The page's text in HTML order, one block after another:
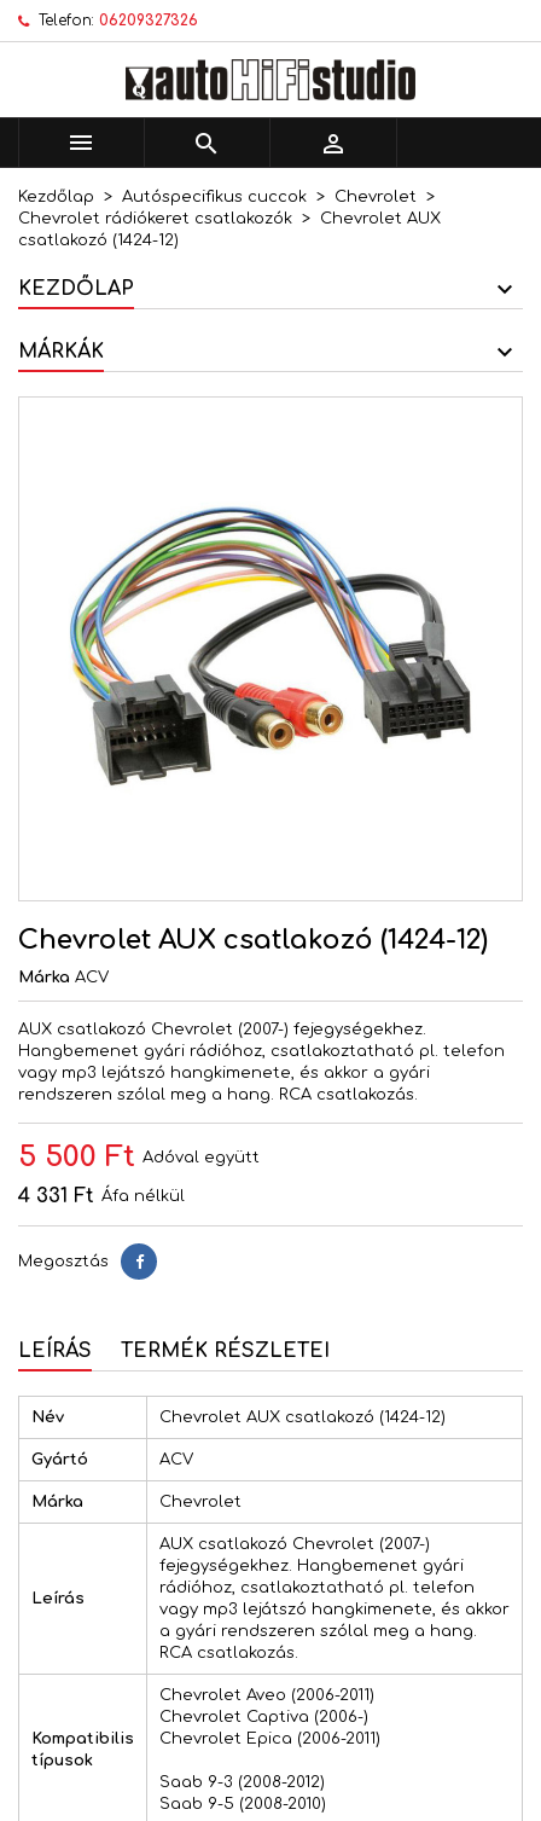
Telefon: 06209327326
  
Kezdőlap Autóspecifikus cuccok
Chevrolet
Chevrolet rádiókeret csatlakozók
Chevrolet AUX
csatlakozó (1424-12)
KEZDŐLAP
MÁRKÁK
Chevrolet AUX csatlakozó (1424-12)
Márka ACV
AUX csatlakozó Chevrolet (2007-) fejegységekhez.
Hangbemenet gyári rádióhoz, csatlakoztatható pl. telefon
vagy mp3 lejátszó hangkimenete, és akkor a gyári
rendszeren szólal meg a hang. RCA csatlakozás.
5 500 Ft Adóval együtt
4 331 Ft Áfa nélkül
Megosztás Megosztás
LEÍRÁS TERMÉK RÉSZLETEI
Név Chevrolet AUX csatlakozó (1424-12)
Gyártó ACV
Márka Chevrolet
Leírás
AUX csatlakozó Chevrolet (2007-)
fejegységekhez. Hangbemenet gyári
rádióhoz, csatlakoztatható pl. telefon
vagy mp3 lejátszó hangkimenete, és akkor
a gyári rendszeren szólal meg a hang.
RCA csatlakozás.
Kompatibilis
típusok
Chevrolet Aveo (2006-2011)
Chevrolet Captiva (2006-)
Chevrolet Epica (2006-2011)
Saab 9-3 (2008-2012)
Saab 9-5 (2008-2010)
Kívánságlistáim ×
Új lista létrehozása
Kívánságlista létrehozása ×
Kívánságlista neve
Mégsem
Bejelentkezés ×
történő mentéséhez.
Mégsem Bejelentkezés